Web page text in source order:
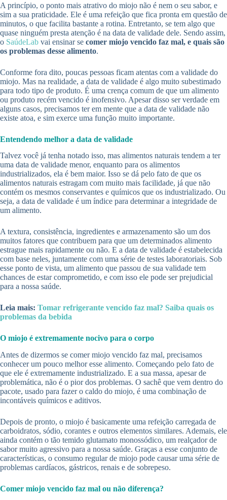
A princípio, o ponto mais atrativo do miojo não é nem o seu sabor, e
sim a sua praticidade. Ele é uma refeição que fica pronta em questão de
minutos, o que facilita bastante a rotina. Entretanto, se tem algo que
quase ninguém presta atenção é na data de validade dele. Sendo assim,
o SaúdeLab vai ensinar se comer miojo vencido faz mal, e quais são
os problemas desse alimento.
Conforme fora dito, poucas pessoas ficam atentas com a validade do
miojo. Mas na realidade, a data de validade é algo muito subestimado
para todo tipo de produto. É uma crença comum de que um alimento
ou produto recém vencido é inofensivo. Apesar disso ser verdade em
alguns casos, precisamos ter em mente que a data de validade não
existe atoa, e sim exerce uma função muito importante.
Entendendo melhor a data de validade
Talvez você já tenha notado isso, mas alimentos naturais tendem a ter
uma data de validade menor, enquanto para os alimentos
industrializados, ela é bem maior. Isso se dá pelo fato de que os
alimentos naturais estragam com muito mais facilidade, já que não
contém os mesmos conservantes e químicos que os industrializado. Ou
seja, a data de validade é um índice para determinar a integridade de
um alimento.
A textura, consistência, ingredientes e armazenamento são um dos
muitos fatores que contribuem para que um determinados alimento
estrague mais rapidamente ou não. E a data de validade é estabelecida
com base neles, juntamente com uma série de testes laboratoriais. Sob
esse ponto de vista, um alimento que passou de sua validade tem
chances de estar comprometido, e com isso ele pode ser prejudicial
para a nossa saúde.
Leia mais: Tomar refrigerante vencido faz mal? Saiba quais os
problemas da bebida
O miojo é extremamente nocivo para o corpo
Antes de dizermos se comer miojo vencido faz mal, precisamos
conhecer um pouco melhor esse alimento. Começando pelo fato de
que ele é extremamente industrializado. E a sua massa, apesar de
problemática, não é o pior dos problemas. O sachê que vem dentro do
pacote, usado para fazer o caldo do miojo, é uma combinação de
incontáveis químicos e aditivos.
Depois de pronto, o miojo é basicamente uma refeição carregada de
carboidratos, sódio, corantes e outros elementos similares. Ademais, ele
ainda contém o tão temido glutamato monossódico, um realçador de
sabor muito agressivo para a nossa saúde. Graças a esse conjunto de
características, o consumo regular de miojo pode causar uma série de
problemas cardíacos, gástricos, renais e de sobrepeso.
Comer miojo vencido faz mal ou não diferença?